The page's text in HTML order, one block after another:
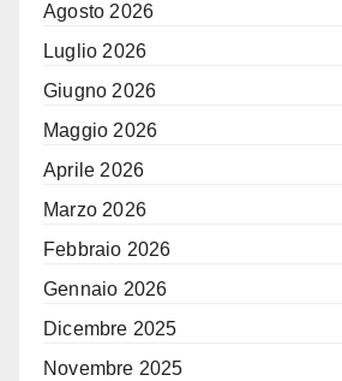
Agosto 2026
Luglio 2026
Giugno 2026
Maggio 2026
Aprile 2026
Marzo 2026
Febbraio 2026
Gennaio 2026
Dicembre 2025
Novembre 2025